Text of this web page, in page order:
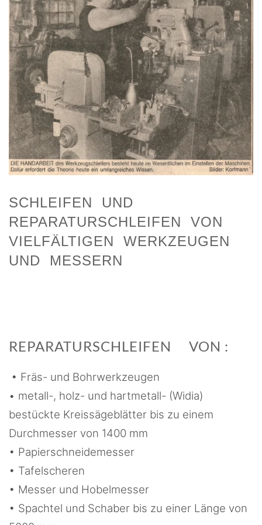
SCHLEIFEN UND
REPARATURSCHLEIFEN VON
VIELFÄLTIGEN WERKZEUGEN
UND MESSERN
REPARATURSCHLEIFEN VON :
• Fräs- und Bohrwerkzeugen
• metall-, holz- und hartmetall- (Widia)
bestückte Kreissägeblätter bis zu einem
Durchmesser von 1400 mm
• Papierschneidemesser
• Tafelscheren
• Messer und Hobelmesser
• Spachtel und Schaber bis zu einer Länge von